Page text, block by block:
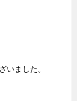
いました。